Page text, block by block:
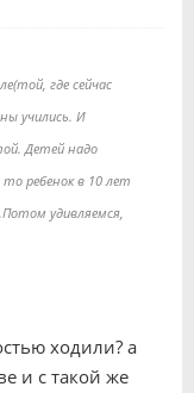
где сейчас
учились. И
Детей надо
ребенок в 10 лет
удивляемся,
ходили? а
и с такой же